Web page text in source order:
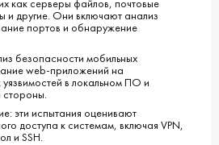
как серверы файлов, почтовые
и другие. Они включают анализ
портов и обнаружение
безопасности мобильных
web-приложений на
в локальном ПО и
стороны.
эти испытания оценивают
доступа к системам, включая VPN,
и SSH.